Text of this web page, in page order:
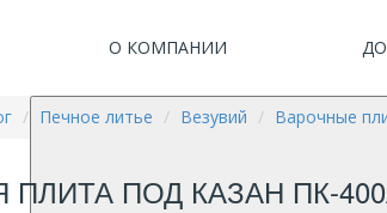
О КОМПАНИИ
Печное литье Везувий Варочные
ПОД КАЗАН ПК-